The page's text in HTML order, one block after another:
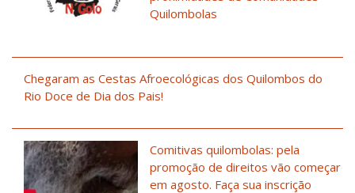
Quilombolas
Chegaram as Cestas Afroecológicas dos Quilombos do
Rio Doce de Dia dos Pais!
Comitivas quilombolas: pela
promoção de direitos vão começar
em agosto. Faça sua inscrição